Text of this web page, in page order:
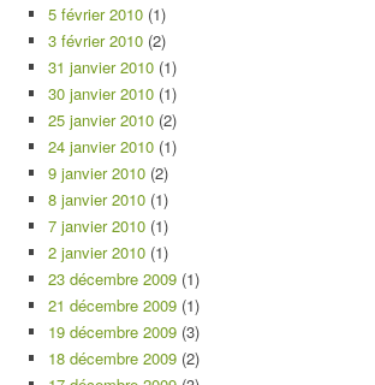
5 février 2010 (1)
3 février 2010 (2)
31 janvier 2010 (1)
30 janvier 2010 (1)
25 janvier 2010 (2)
24 janvier 2010 (1)
9 janvier 2010 (2)
8 janvier 2010 (1)
7 janvier 2010 (1)
2 janvier 2010 (1)
23 décembre 2009 (1)
21 décembre 2009 (1)
19 décembre 2009 (3)
18 décembre 2009 (2)